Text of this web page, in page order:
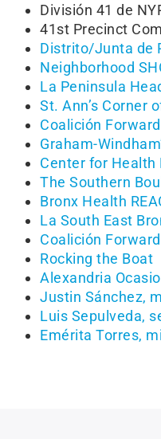
División 41 de
41st Precinct
Distrito/Junta de
Neighborhood
La Peninsula
St. Ann’s Corner
Coalición
Graham-
Center for Health
The Southern
Bronx Health
La South East
Coalición
Rocking the Boat
Alexandria
Justin Sánchez,
Luis Sepulveda,
Emérita Torres,